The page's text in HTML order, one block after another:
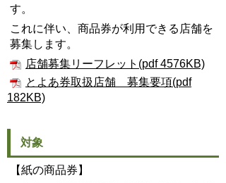
す。
これに伴い、商品券が利用できる店舗を
募集します。
店舗募集リーフレット(pdf 4576KB)
とよあ券取扱店舗 募集要項(pdf
182KB)
対象
【紙の商品券】